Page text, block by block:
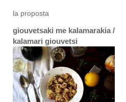
la proposta
giouvetsaki me kalamarakia /
kalamari giouvetsi